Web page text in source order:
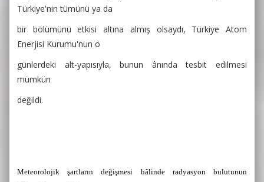
Türkiye'nin tümünü ya da
bir bölümünü etkisi altına almış olsaydı, Türkiye Atom
Enerjisi Kurumu'nun o
günlerdeki alt-yapısıyla, bunun ânında tesbit edilmesi
mümkün
değildi.
Meteorolojik şartların değişmesi hâlinde radyasyon bulutunun